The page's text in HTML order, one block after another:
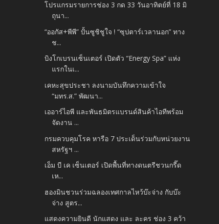
โปรแกรมรายการช่อง 3 กด 33 วันอาทิตย์ที่ 18 มิ
ถุนา...
“ออกัส+พีพี” ปั้นซูชิชูใจ ! “ซุปตาร์เวลานอก” ทาง
ช...
บิงโกเบรนเซ็นเตอร์ เปิดตัว “Energy Spa” แห่ง
แรกในเ...
เคหะสุขประชา ลงนามบันทึกความเข้าใจ
“มทร.ส.” พัฒนา...
เออาร์ไอพี และพันธมิตรแบรนด์สินค้าไอทีพร้อม
จัดงาน ...
กรมควบคุมโรค หารือ 7 ประเด็นร่วมกับหน่วยงาน
สหรัฐฯ ...
เอ็ม บี เค เซ็นเตอร์ เปิดพื้นที่ทางดนตรีชวนกรี๊ด
เห...
ฮองมินชวนร่วมฉลองเทศกาลไหว้บ๊ะจ่าง กับบ๊ะ
จ่าง สูตร...
แสดงความยินดี นักแสดง และ ละคร ช่อง 3 คว้า